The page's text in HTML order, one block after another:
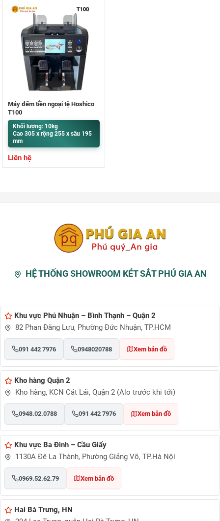
Máy đếm tiền ngoại tệ Hoshico
T100
Khối lượng: 10kg
Cao 305 x rộng 255 x sâu 195
mm
Liên hệ
HỆ THỐNG SHOWROOM KÉT SẮT PHÚ GIA AN
Khu vực Phú Nhuận – Bình Thạnh – Quận 2
82 Phan Đăng Lưu, Phường Đức Nhuận, TP.HCM
091 442 7976 0948020788 Xem bản đồ
Kho hàng Quận 2
Kho hàng, KCN Cát Lái, Quận 2 (Alo trước khi tới)
0948.02.0788 091 442 7976 Xem bản đồ
Khu vực Ba Đình – Cầu Giấy
1130A Đê La Thành, Phường Giảng Võ, TP.Hà Nội
0969.52.62.79 Xem bản đồ
Hai Bà Trưng, HN